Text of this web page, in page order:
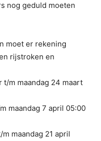
nog geduld moeten
moet er rekening
rijstroken en
t/m maandag 24 maart
maandag 7 april 05:00
maandag 21 april